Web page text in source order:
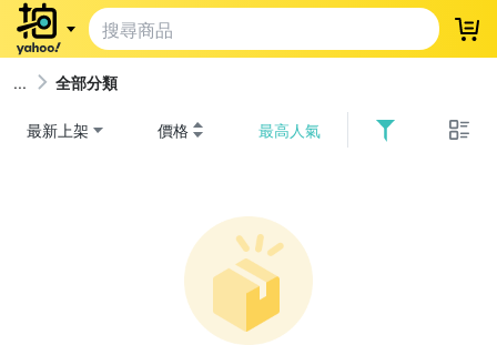
登
全部分類
最新上架 價格 最高人氣